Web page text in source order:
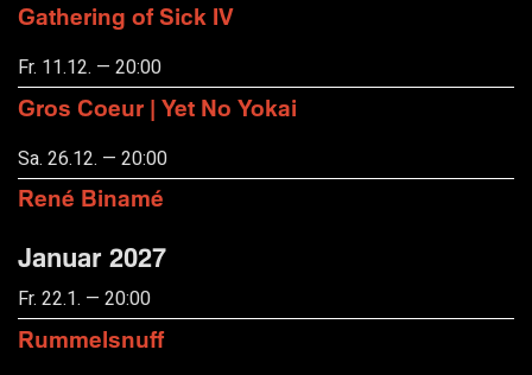
Gathering of Sick IV
Fr. 11.12. — 20:00
Gros Coeur | Yet No Yokai
Sa. 26.12. — 20:00
René Binamé
Januar 2027
Fr. 22.1. — 20:00
Rummelsnuff